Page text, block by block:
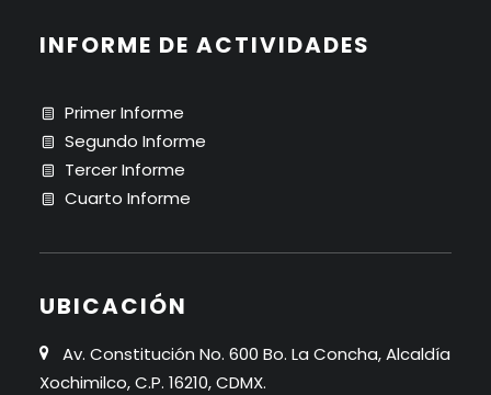
INFORME DE ACTIVIDADES
Primer Informe
Segundo Informe
Tercer Informe
Cuarto Informe
UBICACIÓN
Av. Constitución No. 600 Bo. La Concha, Alcaldía
Xochimilco, C.P. 16210, CDMX.